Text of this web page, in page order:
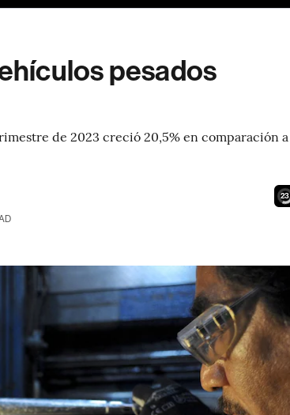
pesados
de 2023 creció 20,5% en comparación a
21